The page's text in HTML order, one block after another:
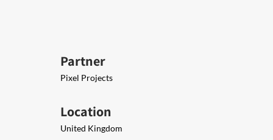
Partner
Pixel Projects
Location
United Kingdom